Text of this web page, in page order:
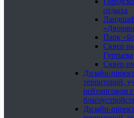
отдыха
Парк
Сквер
Гуртьева
Сквер
Дизайн-
территорий,
рейтинговом
Дизайн-